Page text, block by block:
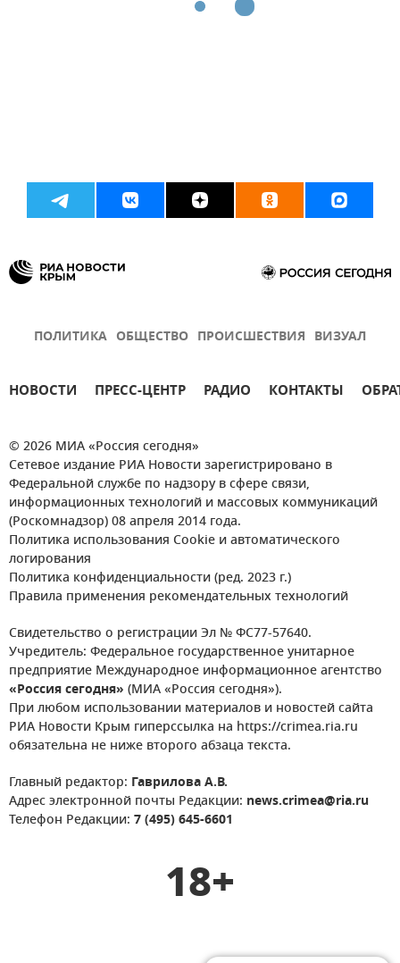
ПОЛИТИКА ОБЩЕСТВО ПРОИСШЕСТВИЯ ВИЗУАЛ
НОВОСТИ ПРЕСС-ЦЕНТР РАДИО КОНТАКТЫ
© 2026 МИА «Россия сегодня»
Сетевое издание РИА Новости зарегистрировано в
Федеральной службе по надзору в сфере связи,
информационных технологий и массовых коммуникаций
(Роскомнадзор) 08 апреля 2014 года.
Политика использования Cookie и автоматического
логирования
Политика конфиденциальности (ред. 2023 г.)
Правила применения рекомендательных технологий
Свидетельство о регистрации Эл № ФС77-57640.
Учредитель: Федеральное государственное унитарное
предприятие Международное информационное агентство
«Россия сегодня» (МИА «Россия сегодня»).
При любом использовании материалов и новостей сайта
РИА Новости Крым гиперссылка на https://crimea.ria.ru
обязательна не ниже второго абзаца текста.
Главный редактор: Гаврилова А.В.
Адрес электронной почты Редакции: news.crimea@ria.ru
Телефон Редакции: 7 (495) 645-6601
18+